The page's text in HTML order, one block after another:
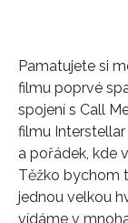
Pamatujete si
filmu poprvé
spojení s Call
filmu
a pořádek, kde
Těžko bychom
jednou velkou
vídáme v